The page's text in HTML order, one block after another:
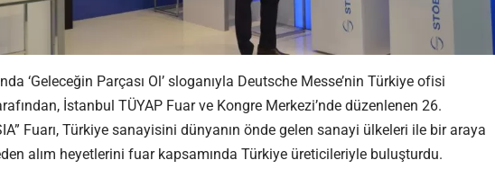
‘Geleceğin Parçası Ol’ sloganıyla Deutsche Messe’nin Türkiye ofisi
İstanbul TÜYAP Fuar ve Kongre Merkezi’nde düzenlenen 26.
Fuarı, Türkiye sanayisini dünyanın önde gelen sanayi ülkeleri ile bir araya
alım heyetlerini fuar kapsamında Türkiye üreticileriyle buluşturdu.